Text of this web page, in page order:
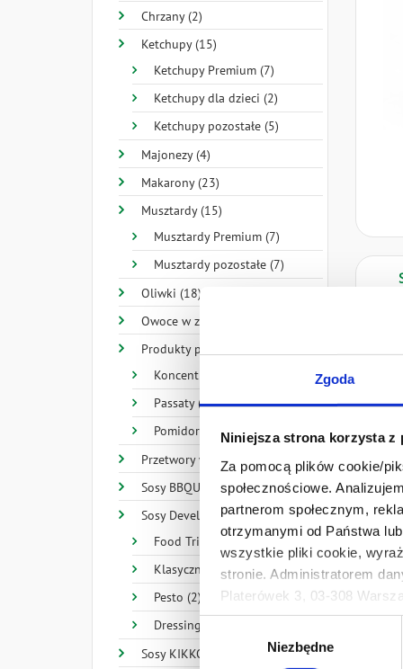
Zgoda
Niniejsza strona korzysta z
Za pomocą plików cookie/
społecznościowe.
partnerom społecznym,
otrzymanymi od Państwa
wszystkie pliki cookie,
stronie. Administratorem
Platerówek 3, 03-308
Prywatności.
Ten baner umożliwia
Develey Polska Sp. z o.o z
Wybór
zgody
Niezbędne
Chrzany (2)
Ketchupy (15)
Ketchupy Premium (7)
Ketchupy dla dzieci (2)
Ketchupy pozostałe (5)
Majonezy (4)
Makarony (23)
Musztardy (15)
Musztardy Premium (7)
Musztardy pozostałe (7)
Oliwki (18)
Owoce w zalewie (8)
Produkty pomidorowe (33)
Koncentraty (3)
Passaty (4)
Pomidory (8)
Przetwory warzywne (10)
Sosy BBQUE (4)
Sosy Develey (32)
Food Trip (14)
Klasyczne (11)
Pesto (2)
Dressingi (4)
Sosy KIKKOMAN (28)